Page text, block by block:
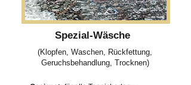
Spezial-Wäsche
(Klopfen, Waschen, Rückfettung,
Geruchsbehandlung, Trocknen)